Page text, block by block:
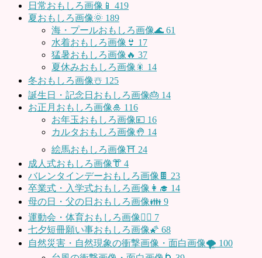
日常おもしろ画像📱 419
夏おもしろ画像🌞 189
海・プールおもしろ画像🌊 61
水着おもしろ画像👙 17
猛暑おもしろ画像🔥 37
夏休みおもしろ画像🎇 14
冬おもしろ画像☃️ 125
誕生日・記念日おもしろ画像🎂 14
お正月おもしろ画像🎍 116
お年玉おもしろ画像💴 16
カルタおもしろ画像🤚 14
絵馬おもしろ画像⛩ 24
成人式おもしろ画像👘 4
バレンタインデーおもしろ画像🍫 23
卒業式・入学式おもしろ画像👩‍🎓 14
母の日・父の日おもしろ画像👪 9
運動会・体育おもしろ画像🤸‍♂️ 7
七夕短冊願い事おもしろ画像🌠 68
自然災害・自然現象の衝撃画像・面白画像🌪 100